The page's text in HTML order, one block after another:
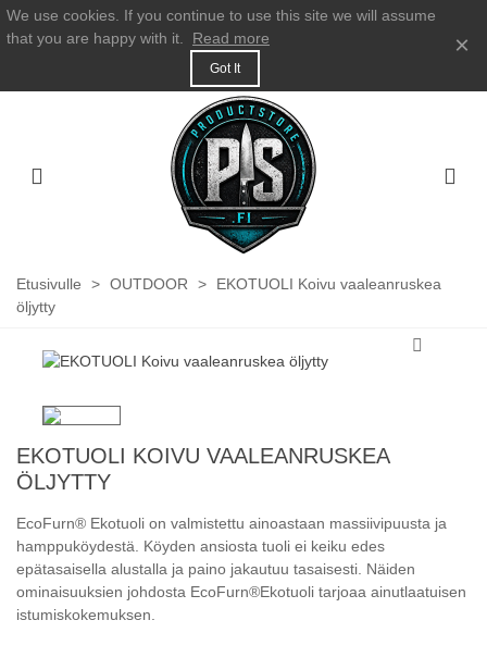
We use cookies. If you continue to use this site we will assume
that you are happy with it.
Read more
Got It
×
Etusivulle > OUTDOOR >
EKOTUOLI Koivu vaaleanruskea
öljytty
EKOTUOLI KOIVU VAALEANRUSKEA
ÖLJYTTY
EcoFurn® Ekotuoli on valmistettu ainoastaan massiivipuusta ja
hamppuköydestä. Köyden ansiosta tuoli ei keiku edes
epätasaisella alustalla ja paino jakautuu tasaisesti. Näiden
ominaisuuksien johdosta EcoFurn®Ekotuoli tarjoaa ainutlaatuisen
istumiskokemuksen.